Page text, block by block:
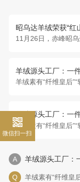
11月26日，赤峰昭
羊绒素有“纤维皇后
羊绒素有“纤维皇后”“
羊绒源头工厂：
羊绒素有“纤维皇
微信扫一扫